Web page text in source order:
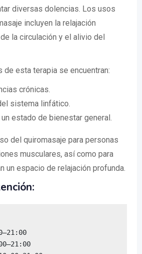
diversas dolencias. Los usos
incluyen la relajación
la circulación y el alivio del
de esta terapia se encuentran:
crónicas.
sistema linfático.
estado de bienestar general.
del quiromasaje para personas
musculares, así como para
un espacio de relajación profunda.